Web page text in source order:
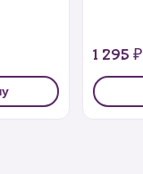
1 295 ₽